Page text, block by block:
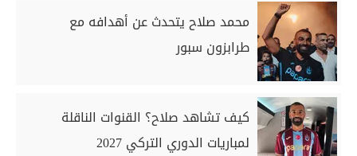
محمد صلاح يتحدث عن أهدافه مع
طرابزون سبور
كيف تشاهد صلاح؟ القنوات الناقلة
لمباريات الدوري التركي 2027